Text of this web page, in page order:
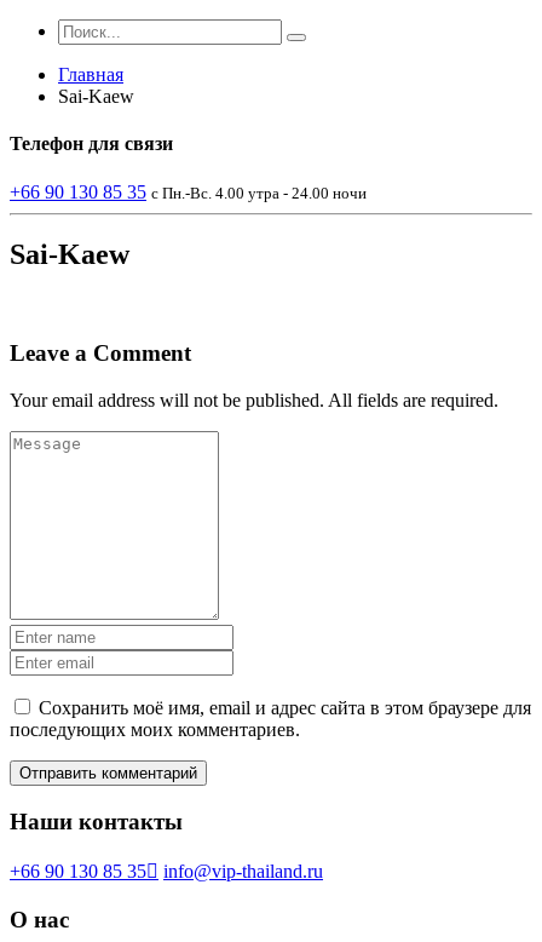
Главная
Sai-Kaew
Телефон для связи
+66 90 130 85 35 с Пн.-Вс. 4.00 утра - 24.00 ночи
Sai-Kaew
Leave a Comment
Your email address will not be published. All fields are required.
Сохранить моё имя, email и адрес сайта в этом браузере для
последующих моих комментариев.
Наши контакты
+66 90 130 85 35 info@vip-thailand.ru
О нас